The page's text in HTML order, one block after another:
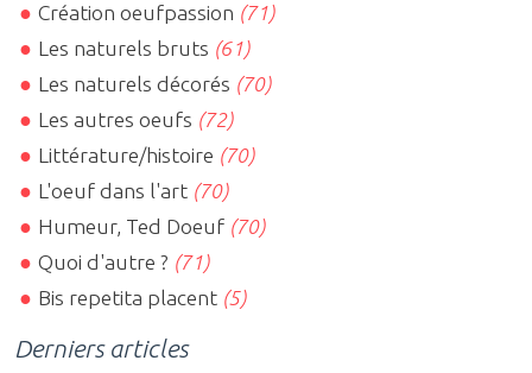
Création oeufpassion (71)
Les naturels bruts (61)
Les naturels décorés (70)
Les autres oeufs (72)
Littérature/histoire (70)
L'oeuf dans l'art (70)
Humeur, Ted Doeuf (70)
Quoi d'autre ? (71)
Bis repetita placent (5)
Derniers articles